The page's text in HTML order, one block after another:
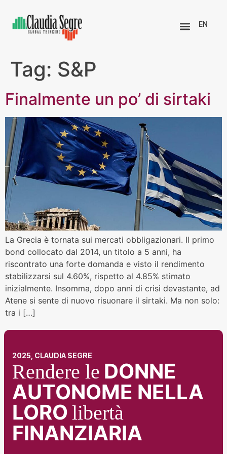
EN
Tag: S&P
Finalmente un po’ di sirtaki
La Grecia è tornata sui mercati obbligazionari. Il primo
bond collocato dal 2014, un titolo a 5 anni, ha
riscontrato una forte domanda e visto il rendimento
stabilizzarsi sul 4.60%, rispetto al 4.85% stimato
inizialmente. Insomma, dopo anni di crisi devastante, ad
Atene si sente di nuovo risuonare il sirtaki. Ma non solo:
tra i […]
2025, CLAUDIA SEGRE
Rendere le DONNE
AUTONOME NELLA
LORO libertà
FINANZIARIA